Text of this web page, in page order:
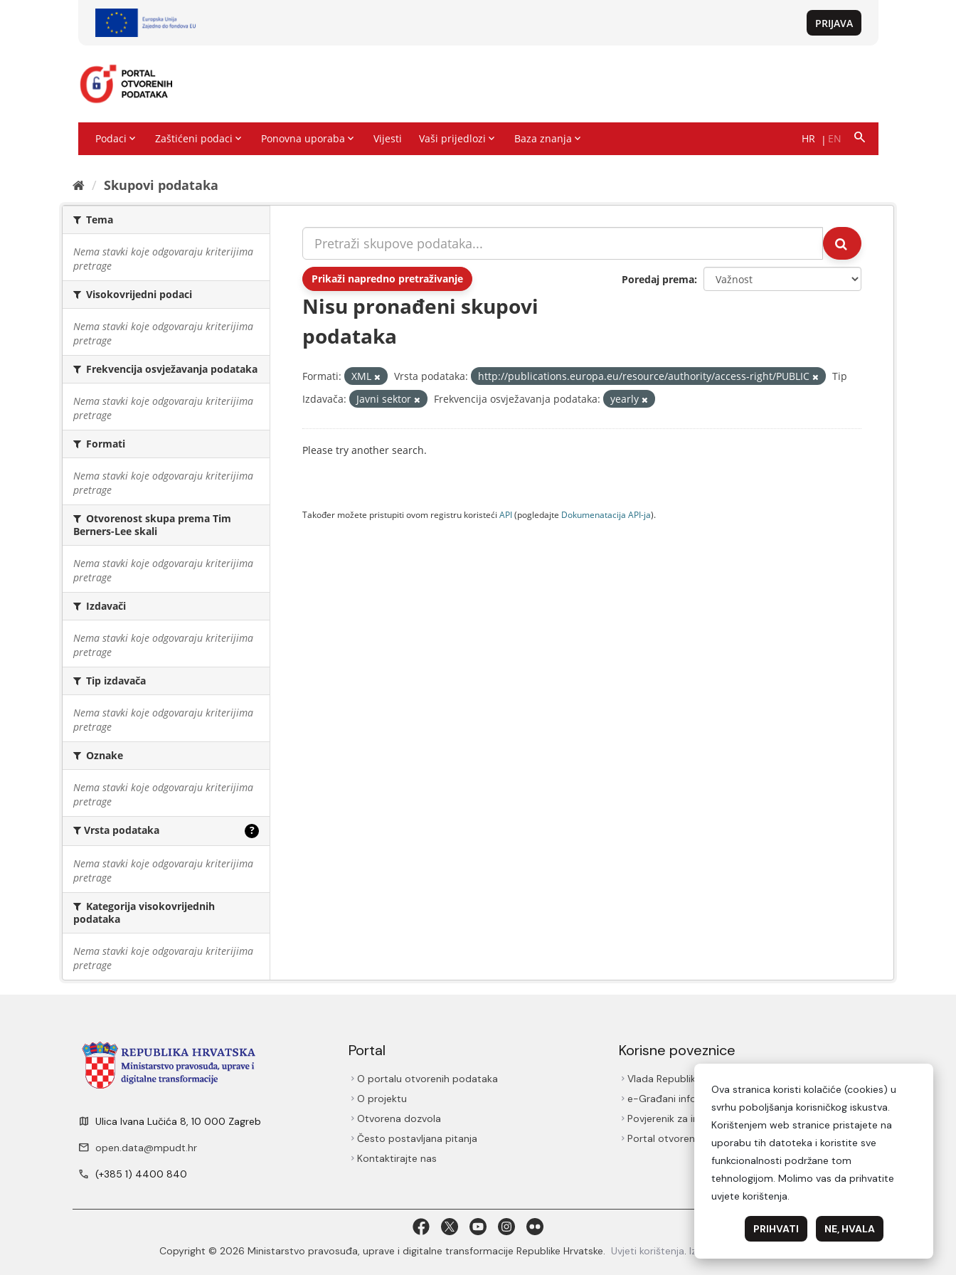
Skupovi podаtаkа
Tema
Nema stavki koje odgovaraju kriterijima
pretrage
Visokovrijedni podaci
Nema stavki koje odgovaraju kriterijima
pretrage
Frekvencija osvježavanja podataka
Nema stavki koje odgovaraju kriterijima
pretrage
Formati
Nema stavki koje odgovaraju kriterijima
pretrage
Otvorenost skupa prema Tim
Berners-Lee skali
Nema stavki koje odgovaraju kriterijima
pretrage
Izdavači
Nema stavki koje odgovaraju kriterijima
pretrage
Tip izdavača
Nema stavki koje odgovaraju kriterijima
pretrage
Oznake
Nema stavki koje odgovaraju kriterijima
pretrage
Vrsta podataka ?
Nema stavki koje odgovaraju kriterijima
pretrage
Kategorija visokovrijednih
podataka
Nema stavki koje odgovaraju kriterijima
pretrage
Prikaži napredno pretraživanje Poredaj prema
Nisu pronađeni skupovi
podataka
Formati: XML Vrsta podataka: http://publications.europa.eu/resource/authority/access-right/PUBLIC
Tip
Izdavača:
Javni sektor Frekvencija osvježavanja podataka: yearly
Please try another search.
Također možete pristupiti ovom registru koristeći API(pogledajte Dokumenаtаcijа API-jа).